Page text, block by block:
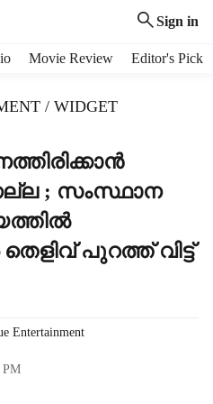
Sign in
Movie Review Editor's Pick
/ WIDGET
; സംസ്ഥാന
പുറത്ത് വിട്ട്
Entertainment
PM